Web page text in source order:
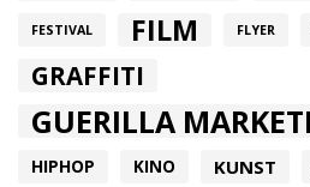
FESTIVAL FILM FLYER
GRAFFITI
GUERILLA
HIPHOP KINO KUNST